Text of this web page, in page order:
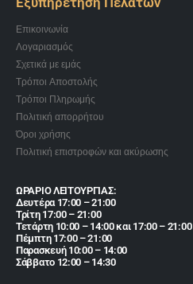
Επικοινωνία
Λογαριασμός
Σχετικά με εμάς
Τρόποι Αποστολής
Τρόποι Πληρωμής
Πολιτική απορρήτου
Όροι χρήσης
Πολιτική επιστροφών και ακύρωσης
ΩΡΑΡΙΟ ΛΕΙΤΟΥΡΓΙΑΣ:
Δευτέρα 17:00 – 21:00
Τρίτη 17:00 – 21:00
Τετάρτη 10:00 – 14:00 και 17:00 – 21:00
Πέμπτη 17:00 – 21:00
Παρασκευή 10:00 – 14:00
Σάββατο 12:00 – 14:30